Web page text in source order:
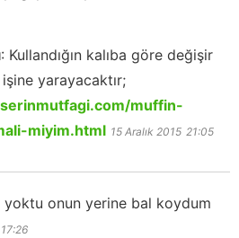
: Kullandığın kalıba göre değişir
yarayacaktır;
muffin-
miyim.html 15 Aralık 2015 21:05
yoktu onun yerine bal koydum
17:26